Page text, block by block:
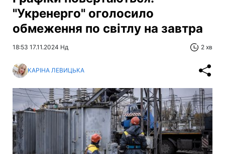
"Укренерго" оголосило
обмеження по світлу на завтра
18:53 17.11.2024 Нд 2 хв
КАРІНА ЛЕВИЦЬКА